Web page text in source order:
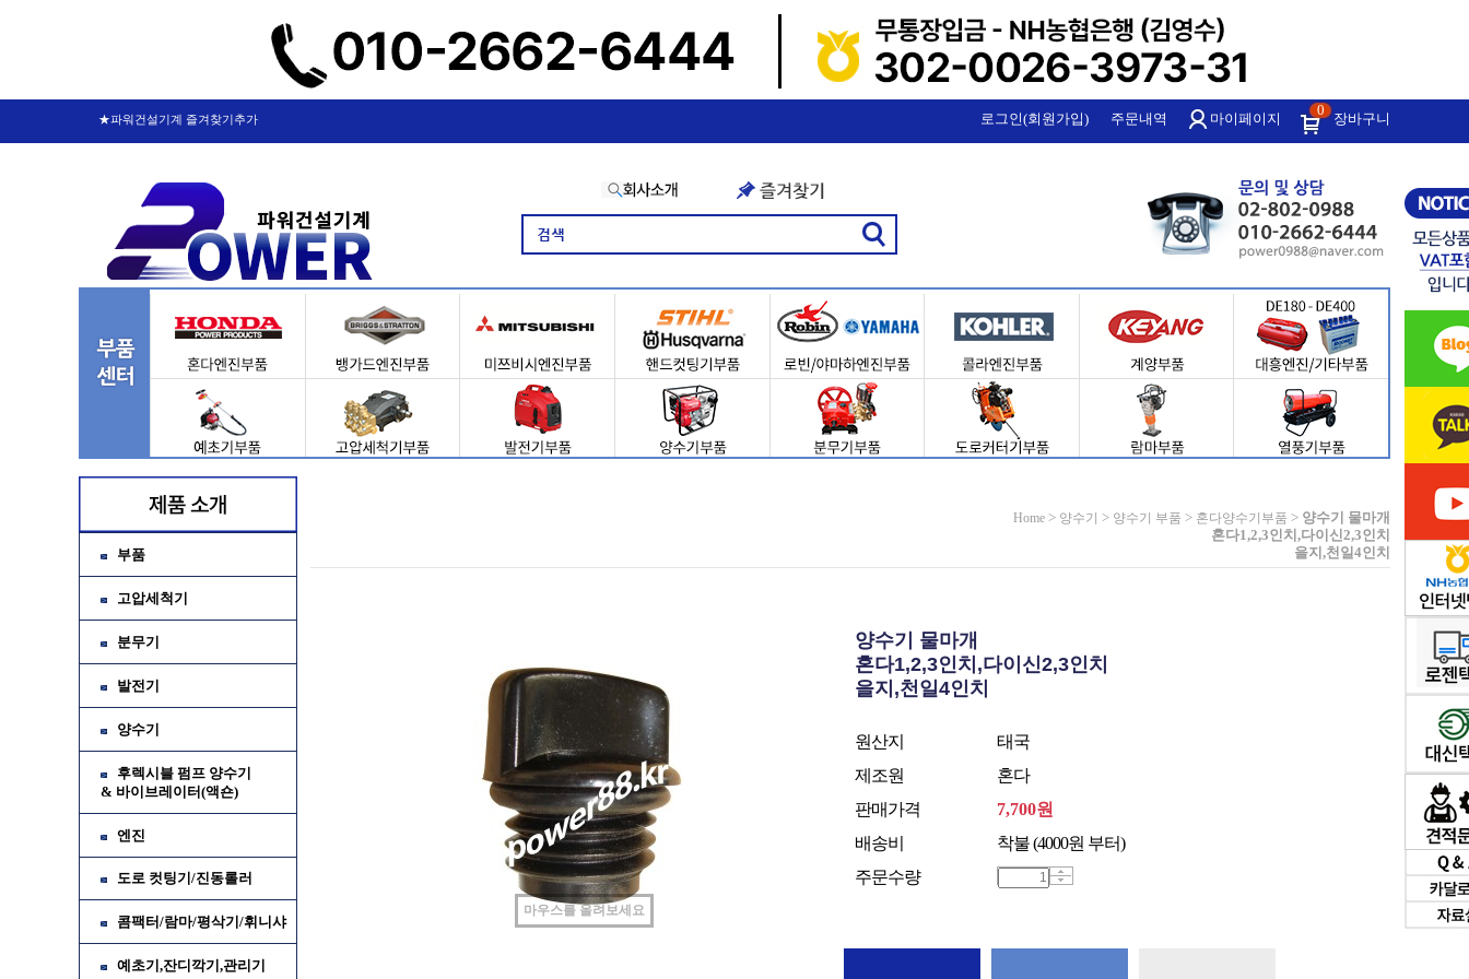
★파워건설기계 즐겨찾기추가 로그인(회원가입) 주문내역 마이페이지 장바구니
0
부품
고압세척기
분무기
발전기
양수기
후렉시블 펌프 양수기
& 바이브레이터(액숀)
엔진
도로 컷팅기/진동롤러
콤팩터/람마/평삭기/휘니샤
예초기,잔디깍기,관리기
Home > 양수기 > 양수기 부품 > 혼다양수기부품 > 양수기 물마개
혼다1,2,3인치,다이신2,3인치
을지,천일4인치
마우스를 올려보세요
양수기 물마개
혼다1,2,3인치,다이신2,3인치
을지,천일4인치
원산지
태국
제조원
혼다
판매가격
7,700원
배송비
착불 (4000원 부터)
주문수량